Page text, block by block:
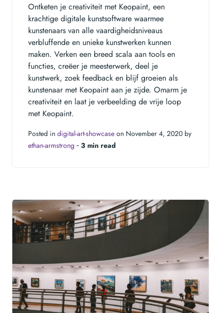
Ontketen je creativiteit met Keopaint, een
krachtige digitale kunstsoftware waarmee
kunstenaars van alle vaardigheidsniveaus
verbluffende en unieke kunstwerken kunnen
maken. Verken een breed scala aan tools en
functies, creëer je meesterwerk, deel je
kunstwerk, zoek feedback en blijf groeien als
kunstenaar met Keopaint aan je zijde. Omarm je
creativiteit en laat je verbeelding de vrije loop
met Keopaint.
Posted in digital-art-showcase on November 4, 2020 by
ethan-armstrong ‐ 3 min read